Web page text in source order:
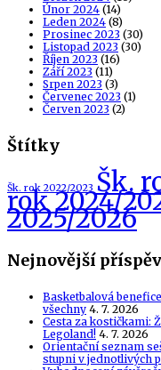
Únor 2024 (14)
Leden 2024 (8)
Prosinec 2023 (30)
Listopad 2023 (30)
Říjen 2023 (16)
Září 2023 (11)
Srpen 2023 (3)
Červenec 2023 (1)
Červen 2023 (2)
Štítky
Šk. rok 2022/2023 Šk.
rok 2024/
2025/2026
Nejnovější
Basketbalová
všechny 4. 7. 2026
Cesta za kostičkami:
Legoland! 4. 7. 2026
Orientační seznam
stupni v jednotlivých